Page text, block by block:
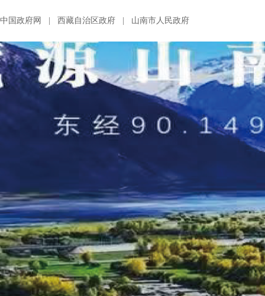
中国政府网 西藏自治区政府 山南市人民政府